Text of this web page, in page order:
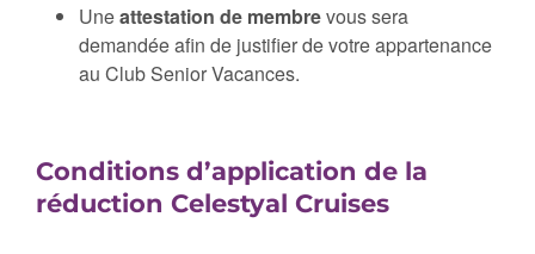
Uneattestation de membrevous sera
demandée afin de justifier de votre appartenance
au Club Senior Vacances.
Conditions d’application de la
réduction Celestyal Cruises